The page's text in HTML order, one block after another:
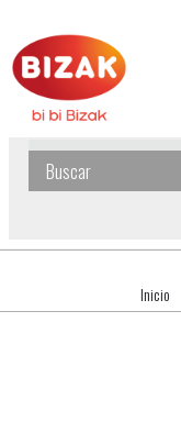
Inicio